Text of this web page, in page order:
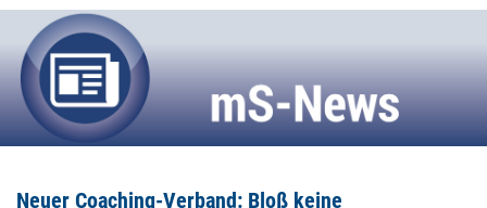
Neuer Coaching-Verband: Bloß keine